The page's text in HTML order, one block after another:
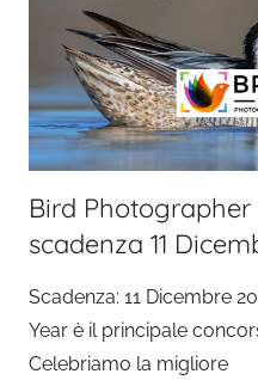
Bird
scadenza 11
Scadenza: 11 Dicembre
Year è il principale
Celebriamo la migliore